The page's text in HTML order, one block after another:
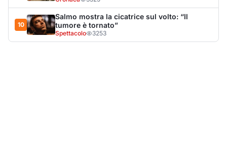
10
Salmo mostra la cicatrice sul volto: “Il
tumore è tornato”
Spettacolo 3253